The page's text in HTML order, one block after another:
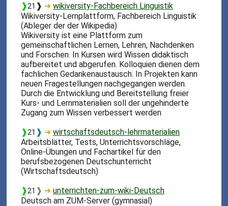
❱21 ❱ ➜wikiversity-Fachbereich Linguistik
Wikiversity-Lernplattform, Fachbereich Linguistik
(Ableger der der Wikipedia)
Wikiversity ist eine Plattform zum
gemeinschaftlichen Lernen, Lehren, Nachdenken
und Forschen. In Kursen wird Wissen didaktisch
aufbereitet und abgerufen. Kolloquien dienen dem
fachlichen Gedankenaustausch. In Projekten kann
neuen Fragestellungen nachgegangen werden.
Durch die Entwicklung und Bereitstellung freier
Kurs- und Lernmaterialien soll der ungehinderte
Zugang zum Wissen verbessert werden
❱21 ❱ ➜wirtschaftsdeutsch-lehrmaterialien
Arbeitsblätter, Tests, Unterrichtsvorschläge,
Online-Übungen und Fachartikel für den
berufsbezogenen Deutschunterricht
(Wirtschaftsdeutsch)
❱21 ❱ ➜unterrichten-zum-wiki-Deutsch
Deutsch am ZUM-Server (gymnasial)